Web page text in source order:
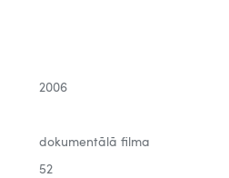
2006
dokumentālā filma
52